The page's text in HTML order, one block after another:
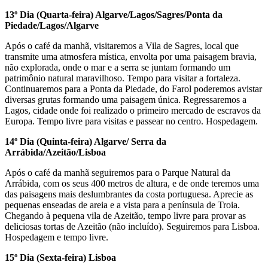
13º Dia (Quarta-feira) Algarve/Lagos/Sagres/Ponta da
Piedade/Lagos/Algarve
Após o café da manhã, visitaremos a Vila de Sagres, local que
transmite uma atmosfera mística, envolta por uma paisagem bravia,
não explorada, onde o mar e a serra se juntam formando um
patrimônio natural maravilhoso. Tempo para visitar a fortaleza.
Continuaremos para a Ponta da Piedade, do Farol poderemos avistar
diversas grutas formando uma paisagem única. Regressaremos a
Lagos, cidade onde foi realizado o primeiro mercado de escravos da
Europa. Tempo livre para visitas e passear no centro. Hospedagem.
14º Dia (Quinta-feira) Algarve/ Serra da
Arrábida/Azeitão/Lisboa
Após o café da manhã seguiremos para o Parque Natural da
Arrábida, com os seus 400 metros de altura, e de onde teremos uma
das paisagens mais deslumbrantes da costa portuguesa. Aprecie as
pequenas enseadas de areia e a vista para a península de Troia.
Chegando à pequena vila de Azeitão, tempo livre para provar as
deliciosas tortas de Azeitão (não incluído). Seguiremos para Lisboa.
Hospedagem e tempo livre.
15º Dia (Sexta-feira) Lisboa